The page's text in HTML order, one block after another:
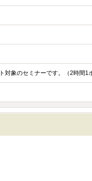
対象のセミナーです。（2時間1